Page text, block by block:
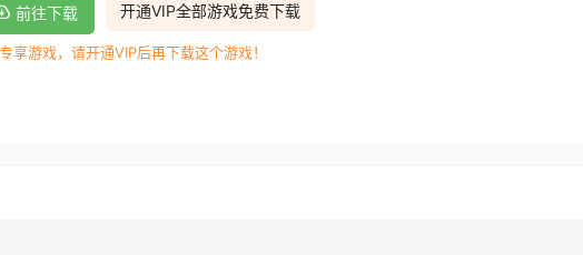
开通VIP全部游戏免费下载
前往下载
享游戏，请开通VIP后再下载这个游戏！